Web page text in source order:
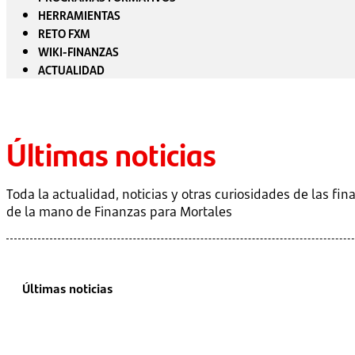
HERRAMIENTAS
RETO FXM
WIKI-FINANZAS
ACTUALIDAD
Últimas noticias
Toda la actualidad, noticias y otras curiosidades de las
de la mano de Finanzas para Mortales
Últimas noticias